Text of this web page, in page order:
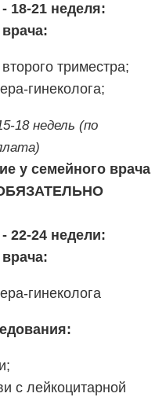
18-21 неделя:
триместра;
гинеколога;
18 недель (по
у семейного врача
ОБЯЗАТЕЛЬНО
22-24 недели:
гинеколога
с лейкоцитарной